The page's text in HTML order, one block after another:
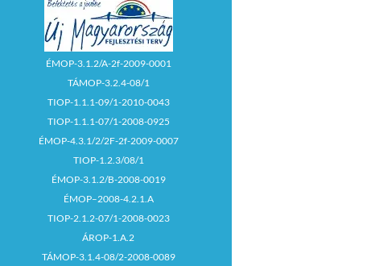
ÉMOP-3.1.2/A-2f-2009-0001
TÁMOP-3.2.4-08/1
TIOP-1.1.1-09/1-2010-0043
TIOP-1.1.1-07/1-2008-0925
ÉMOP-4.3.1/2/2F-2f-2009-0007
TIOP-1.2.3/08/1
ÉMOP-3.1.2/B-2008-0019
ÉMOP–2008-4.2.1.A
TIOP-2.1.2-07/1-2008-0023
ÁROP-1.A.2
TÁMOP-3.1.4-08/2-2008-0089